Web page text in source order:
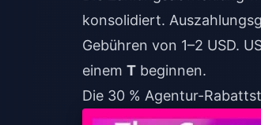
konsolidiert.
Gebühren von 1–2 USD.
einem T beginnen.
Die 30 % Agentur-